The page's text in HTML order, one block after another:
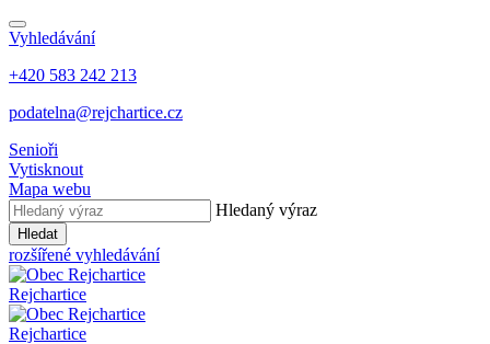
Vyhledávání
+420 583 242 213
podatelna@rejchartice.cz
Senioři
Vytisknout
Mapa webu
Hledaný výraz
Hledat
rozšířené vyhledávání
Rejchartice
Rejchartice